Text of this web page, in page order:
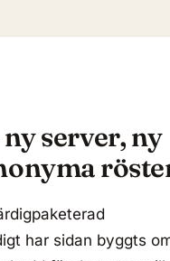
server, ny
har sidan byggts